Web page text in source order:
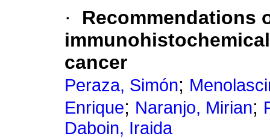
·
Recommendations
cancer
Peraza, Simón;
Enrique; Naranjo, Mirian;
Daboin, Iraida